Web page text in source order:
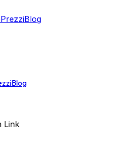
PrezziBlog
Blog
Link